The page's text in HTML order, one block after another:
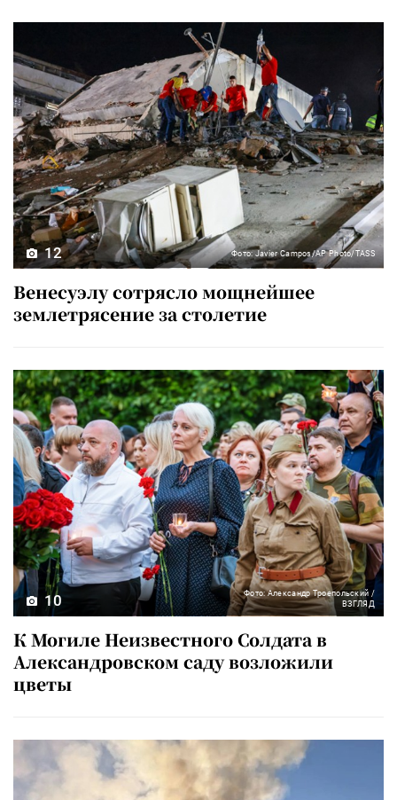
12 Фото: Javier Campos/AP Photo/TASS
Венесуэлу сотрясло мощнейшее
землетрясение за столетие
10
Фото: Александр Троепольский /
ВЗГЛЯД
К Могиле Неизвестного Солдата в
Александровском саду возложили
цветы